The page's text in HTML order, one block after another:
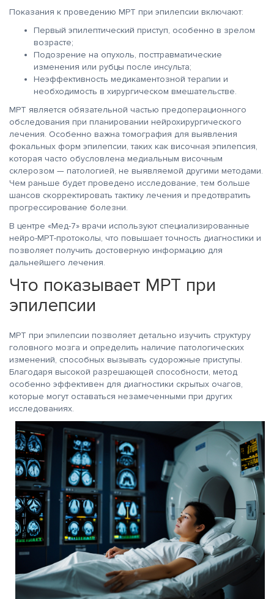
Показания к проведению МРТ при эпилепсии включают:
Первый эпилептический приступ, особенно в зрелом
возрасте;
Подозрение на опухоль, посттравматические
изменения или рубцы после инсульта;
Неэффективность медикаментозной терапии и
необходимость в хирургическом вмешательстве.
МРТ является обязательной частью предоперационного
обследования при планировании нейрохирургического
лечения. Особенно важна томография для выявления
фокальных форм эпилепсии, таких как височная эпилепсия,
которая часто обусловлена медиальным височным
склерозом — патологией, не выявляемой другими методами.
Чем раньше будет проведено исследование, тем больше
шансов скорректировать тактику лечения и предотвратить
прогрессирование болезни.
В центре «Мед-7» врачи используют специализированные
нейро-МРТ-протоколы, что повышает точность диагностики и
позволяет получить достоверную информацию для
дальнейшего лечения.
Что показывает МРТ при
эпилепсии
МРТ при эпилепсии позволяет детально изучить структуру
головного мозга и определить наличие патологических
изменений, способных вызывать судорожные приступы.
Благодаря высокой разрешающей способности, метод
особенно эффективен для диагностики скрытых очагов,
которые могут оставаться незамеченными при других
исследованиях.